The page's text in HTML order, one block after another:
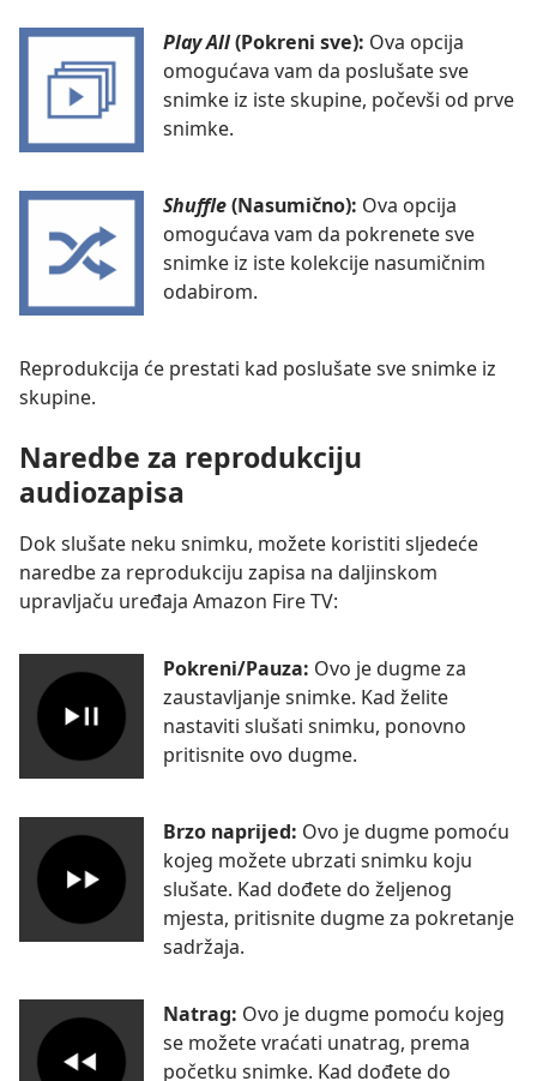
Play All(Pokreni sve): Ova opcija
omogućava vam da poslušate sve
snimke iz iste skupine, počevši od prve
snimke.
Shuffle(Nasumično): Ova opcija
omogućava vam da pokrenete sve
snimke iz iste kolekcije nasumičnim
odabirom.
Reprodukcija će prestati kad poslušate sve snimke iz
skupine.
Naredbe za reprodukciju
audiozapisa
Dok slušate neku snimku, možete koristiti sljedeće
naredbe za reprodukciju zapisa na daljinskom
upravljaču uređaja Amazon Fire TV:
Pokreni/Pauza: Ovo je dugme za
zaustavljanje snimke. Kad želite
nastaviti slušati snimku, ponovno
pritisnite ovo dugme.
Brzo naprijed: Ovo je dugme pomoću
kojeg možete ubrzati snimku koju
slušate. Kad dođete do željenog
mjesta, pritisnite dugme za pokretanje
sadržaja.
Natrag: Ovo je dugme pomoću kojeg
se možete vraćati unatrag, prema
početku snimke. Kad dođete do